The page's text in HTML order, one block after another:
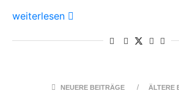
weiterlesen
NEUERE BEITRÄGE ÄLTERE